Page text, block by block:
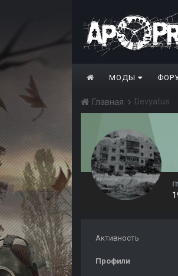
МОДЫ
Главная Devyatus
Активность
Профили